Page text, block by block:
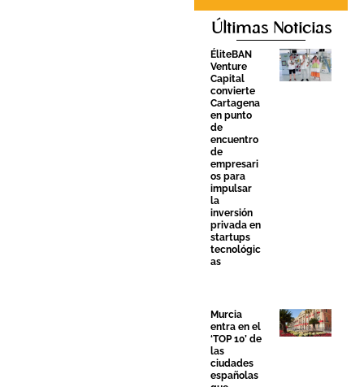
Últimas Noticias
ÉliteBAN
Venture
Capital
convierte
Cartagena
en punto
de
encuentro
de
empresari
os para
impulsar
la
inversión
privada en
startups
tecnológic
as
Murcia
entra en el
‘TOP 10’ de
las
ciudades
españolas